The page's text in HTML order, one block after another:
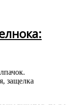
защелка